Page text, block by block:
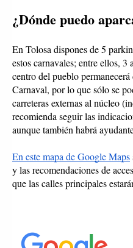
¿Dónde puedo
En Tolosa dispones de 5
estos carnavales; entre ellos,
centro del pueblo
Carnaval, por lo que sólo se
carreteras externas al núcleo
recomienda seguir las
aunque también habrá
En este mapa de Google Maps
y las recomendaciones de
que las calles principales